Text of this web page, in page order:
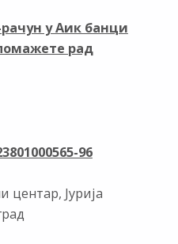
p
p
у Аик банци
помажете рад
96
центар, Јурија